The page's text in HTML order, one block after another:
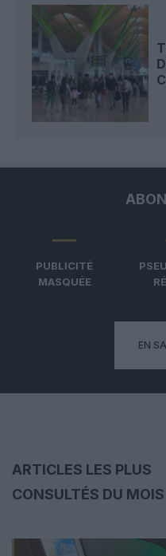
PUBLICITÉ
MASQUÉE
EN
ARTICLES LES PLUS
CONSULTÉS DU MOIS